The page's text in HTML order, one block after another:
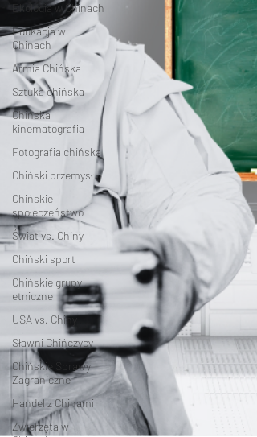
Ekologia w Chinach
Edukacja w
Chinach
Armia Chińska
Sztuka chińska
Chińska
kinematografia
Fotografia chińska
Chiński przemysł
Chińskie
społeczeństwo
Świat vs. Chiny
Chiński sport
Chińskie grupy
etniczne
USA vs. Chiny
Sławni Chińczycy
Chińskie Sprawy
Zagraniczne
Handel z Chinami
Zwierzęta w